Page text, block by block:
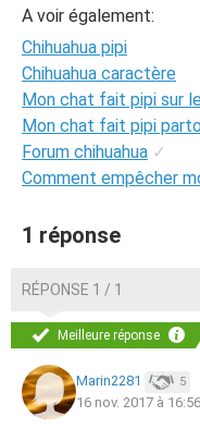
A voir également:
Chihuahua pipi
Chihuahua caractère
Mon chat fait pipi sur
Mon chat fait pipi
Forum chihuahua ✓
Comment empêcher
1 réponse
RÉPONSE 1 / 1
Meilleure réponse
Marin2281 5
16 nov. 2017 à 16:56